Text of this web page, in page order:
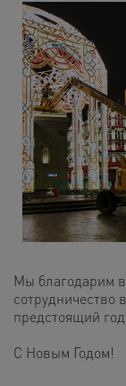
Мы благодарим
сотрудничество
предстоящий
С Новым Годом!